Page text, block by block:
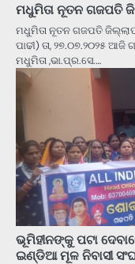
ମଧୁମିତା ନୂତନ ଗଜପତି
ମଧୁମିତା ନୂତନ ଗଜପତି
ପାଢୀ) ତା, ୨୭.୦୭.୨୦୨୫
ମଧୁମିତା ,ଭା.ପ୍ର.ସେ.…
ଭୂମିହୀନଙ୍କୁ ପଟା
ଇଣ୍ଡିଆ ମୂଳ ନିବାସୀ